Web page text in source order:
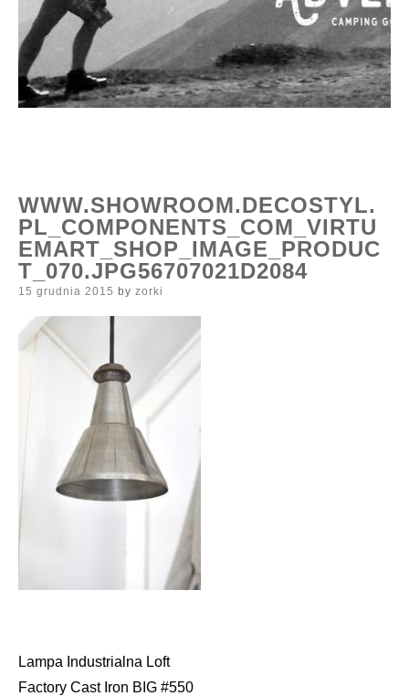
WWW.SHOWROOM.DECOSTYL.
PL_COMPONENTS_COM_VIRTU
EMART_SHOP_IMAGE_PRODUC
T_070.JPG56707021D2084
Posted
15 grudnia 2015 by zorki
Nawigacja
Lampa Industrialna Loft
Factory Cast Iron BIG #550